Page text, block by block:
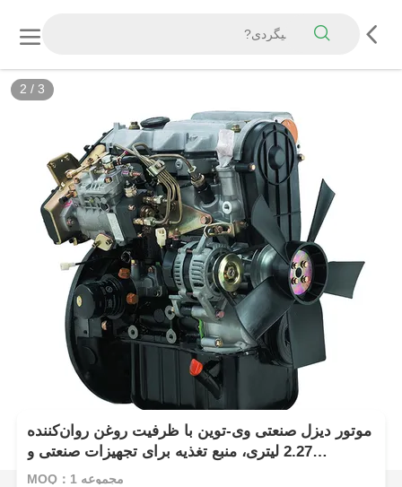
2 / 3
موتور دیزل صنعتی وی-توین با ظرفیت روغن روان‌کننده
2.27 لیتری، منبع تغذیه برای تجهیزات صنعتی و
ساختمانیMOQ：1 مجموعه